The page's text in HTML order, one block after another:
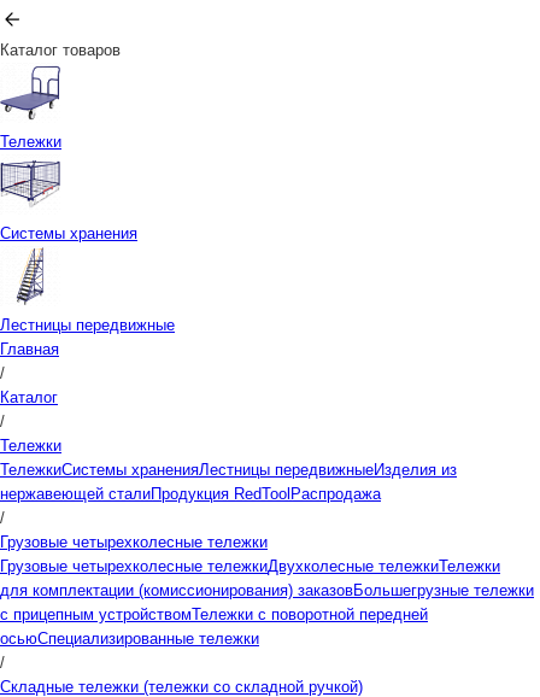
Каталог товаров
Тележки
Системы хранения
Лестницы передвижные
Главная
/
Каталог
/
Тележки
ТележкиСистемы храненияЛестницы передвижныеИзделия из
нержавеющей сталиПродукция RedTool Распродажа
/
Грузовые четырехколесные тележки
Грузовые четырехколесные тележкиДвухколесные тележкиТележки
для комплектации (комиссионирования) заказовБольшегрузные тележки
с прицепным устройствомТележки с поворотной передней
осьюСпециализированные тележки
/
Складные тележки (тележки со складной ручкой)